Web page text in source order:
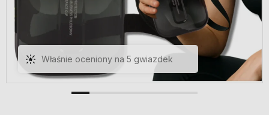
Świetna butelka! Lekka, poręczna i
nic nie przecieka szybka wysyłka i
super kontakt, polecam!